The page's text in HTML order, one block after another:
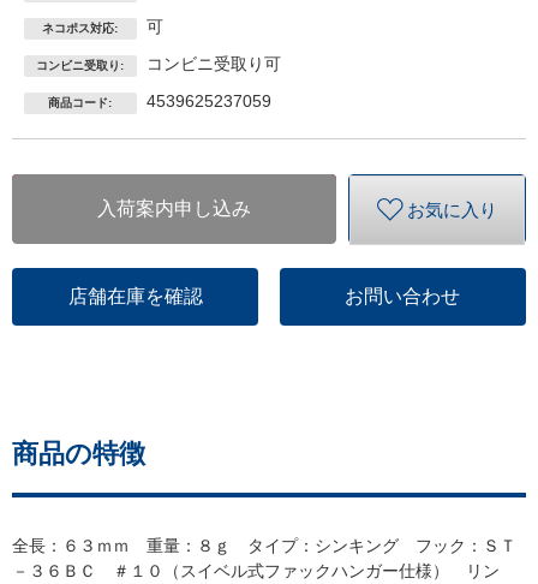
ネコポス対応: 可
コンビニ受取り: コンビニ受取り可
商品コード: 4539625237059
入荷案内申し込み お気に入り
店舗在庫を確認 お問い合わせ
商品の特徴
全長：６３ｍｍ 重量：８ｇ タイプ：シンキング フック：ＳＴ
－３６ＢＣ ＃１０（スイベル式ファックハンガー仕様） リン